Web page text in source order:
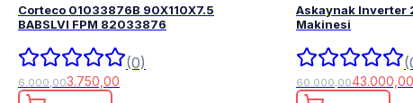
Corteco 01033876B 90X110X7.5
BABSLVI FPM 82033876
(0)
6.000,003.750,00
Askaynak Inverter
Makinesi
60.000,0043.000,00